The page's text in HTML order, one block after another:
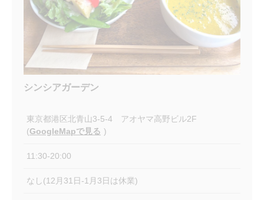
シンシアガーデン
東京都港区北青山3-5-4 アオヤマ高野ビル2F
(GoogleMapで見る )
11:30-20:00
なし(12月31日-1月3日は休業)